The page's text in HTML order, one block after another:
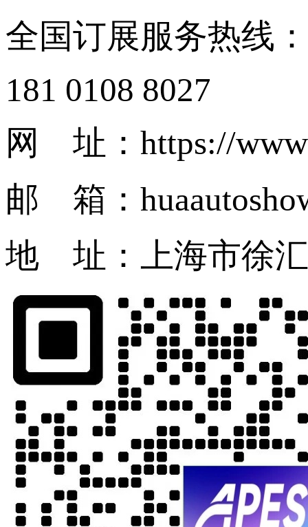
全国订展服务热线：
181 0108 8027
网 址：https://
邮 箱：
地 址：上海市徐汇